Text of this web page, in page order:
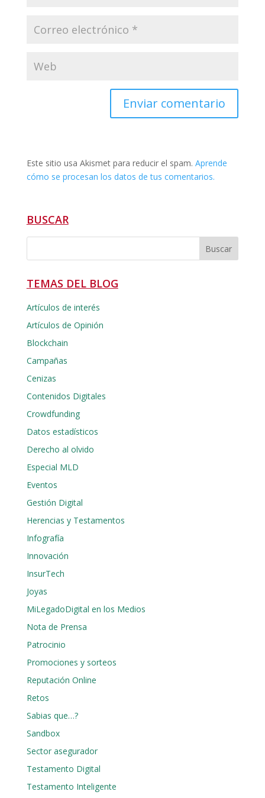
Este sitio usa Akismet para reducir el spam. Aprende
cómo se procesan los datos de tus comentarios.
BUSCAR
TEMAS DEL BLOG
Artículos de interés
Artículos de Opinión
Blockchain
Campañas
Cenizas
Contenidos Digitales
Crowdfunding
Datos estadísticos
Derecho al olvido
Especial MLD
Eventos
Gestión Digital
Herencias y Testamentos
Infografía
Innovación
InsurTech
Joyas
MiLegadoDigital en los Medios
Nota de Prensa
Patrocinio
Promociones y sorteos
Reputación Online
Retos
Sabias que…?
Sandbox
Sector asegurador
Testamento Digital
Testamento Inteligente